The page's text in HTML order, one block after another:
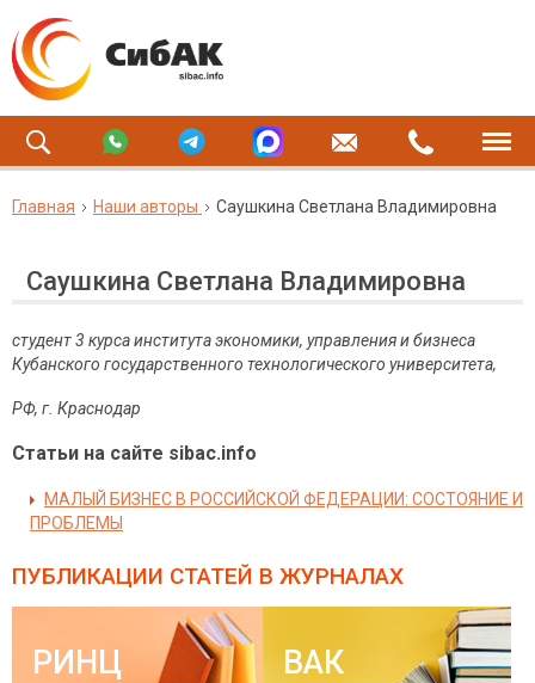
Главная Наши авторы Саушкина Светлана Владимировна
Саушкина Светлана Владимировна
студент 3 курса института экономики, управления и бизнеса
Кубанского государственного технологического университета,
РФ, г. Краснодар
Статьи на сайте sibac.info
МАЛЫЙ БИЗНЕС В РОССИЙСКОЙ ФЕДЕРАЦИИ: СОСТОЯНИЕ И
ПРОБЛЕМЫ
ПУБЛИКАЦИИ СТАТЕЙ В ЖУРНАЛАХ
РИНЦ ВАК